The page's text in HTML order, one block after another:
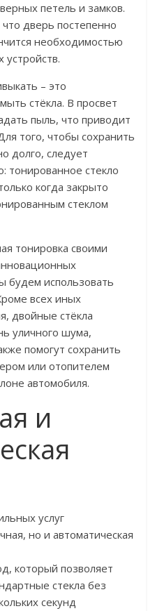
петель и замков.
дверь постепенно
необходимостью
– это
стёкла. В просвет
пыль, что приводит
того, чтобы сохранить
долго, следует
тонированное стекло
когда закрыто
стеклом
тонировка своими
будем использовать
всех иных
двойные стёкла
уличного шума,
помогут сохранить
или отопителем
автомобиля.
и
услуг
но и автоматическая
который позволяет
стекла без
секунд